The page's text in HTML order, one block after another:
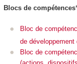
Blocs de compétences
Bloc de
de développement
Bloc de